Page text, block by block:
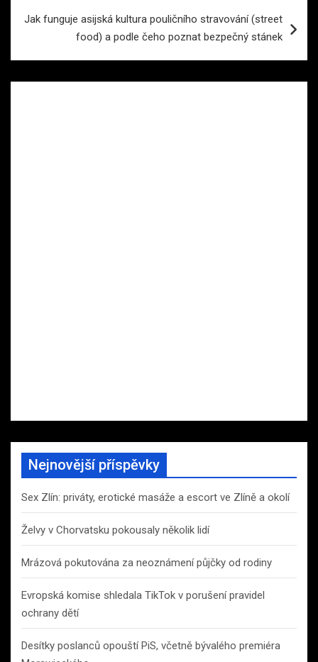
Jak funguje asijská kultura pouličního stravování (street
food) a podle čeho poznat bezpečný stánek
Nejnovější příspěvky
Sex Zlín: priváty, erotické masáže a escort ve Zlíně a okolí
Želvy v Chorvatsku pokousaly několik lidí
Mrázová pokutována za neoznámení půjčky od rodiny
Evropská komise shledala TikTok v porušení pravidel
ochrany dětí
Desítky poslanců opouští PiS, včetně bývalého premiéra